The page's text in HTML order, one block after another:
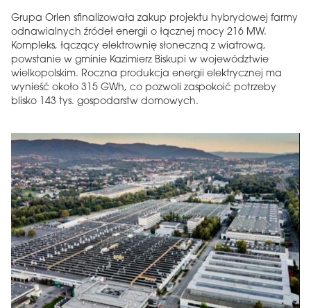
Grupa Orlen sfinalizowała zakup projektu hybrydowej farmy
odnawialnych źródeł energii o łącznej mocy 216 MW.
Kompleks, łączący elektrownię słoneczną z wiatrową,
powstanie w gminie Kazimierz Biskupi w województwie
wielkopolskim. Roczna produkcja energii elektrycznej ma
wynieść około 315 GWh, co pozwoli zaspokoić potrzeby
blisko 143 tys. gospodarstw domowych.